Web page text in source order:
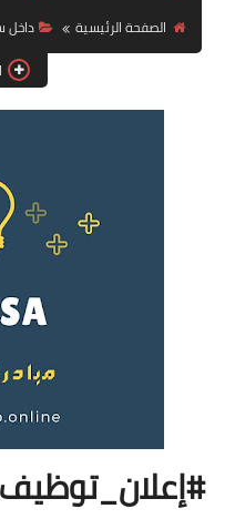
الصفحة الرئيسية
داخل
#إعلان_توظيف